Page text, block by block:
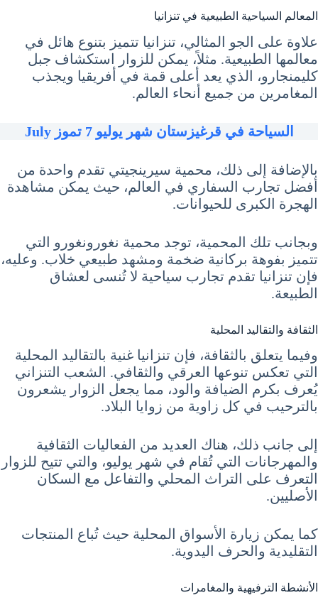
المعالم السياحية الطبيعية في تنزانيا
علاوة على الجو المثالي، تنزانيا تتميز بتنوع هائل في
معالمها الطبيعية. مثلاً، يمكن للزوار استكشاف جبل
كليمنجارو، الذي يعد أعلى قمة في أفريقيا ويجذب
المغامرين من جميع أنحاء العالم.
السياحة في قرغيزستان شهر يوليو 7 تموز July
بالإضافة إلى ذلك، محمية سيرينجيتي تقدم واحدة من
أفضل تجارب السفاري في العالم، حيث يمكن مشاهدة
الهجرة الكبرى للحيوانات.
وبجانب تلك المحمية، توجد محمية نغورونغورو التي
تتميز بفوهة بركانية ضخمة ومشهد طبيعي خلاب. وعليه،
فإن تنزانيا تقدم تجارب سياحية لا تُنسى لعشاق
الطبيعة.
الثقافة والتقاليد المحلية
وفيما يتعلق بالثقافة، فإن تنزانيا غنية بالتقاليد المحلية
التي تعكس تنوعها العرقي والثقافي. الشعب التنزاني
يُعرف بكرم الضيافة والود، مما يجعل الزوار يشعرون
بالترحيب في كل زاوية من زوايا البلاد.
إلى جانب ذلك، هناك العديد من الفعاليات الثقافية
والمهرجانات التي تُقام في شهر يوليو، والتي تتيح للزوار
التعرف على التراث المحلي والتفاعل مع السكان
الأصليين.
كما يمكن زيارة الأسواق المحلية حيث تُباع المنتجات
التقليدية والحرف اليدوية.
الأنشطة الترفيهية والمغامرات